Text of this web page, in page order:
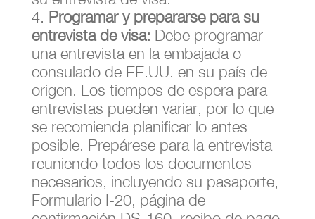
Programar y prepararse para su
entrevista de visa: Debe programar
una entrevista en la embajada o
consulado de EE.UU. en su país de
origen. Los tiempos de espera para
entrevistas pueden variar, por lo que
se recomienda planificar lo antes
posible. Prepárese para la entrevista
reuniendo todos los documentos
necesarios, incluyendo su pasaporte,
Formulario I-20, página de